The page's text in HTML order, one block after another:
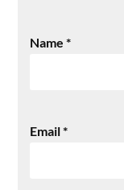
Name*
Email*